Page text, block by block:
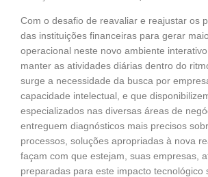
Com o desafio de reavaliar e reajustar os
das instituições financeiras para gerar
operacional neste novo ambiente
manter as atividades diárias dentro do
surge a necessidade da busca por
capacidade intelectual, e que
especializados nas diversas áreas de
entreguem diagnósticos mais precisos
processos, soluções apropriadas à nova
façam com que estejam, suas empresas,
preparadas para este impacto tecnológico